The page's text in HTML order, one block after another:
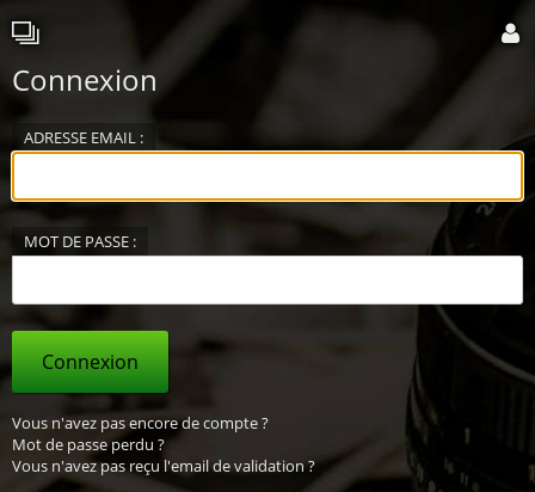
Connexion
ADRESSE EMAIL :
MOT DE PASSE :
Connexion
Vous n'avez pas encore de compte ?
Mot de passe perdu ?
Vous n'avez pas reçu l'email de validation ?